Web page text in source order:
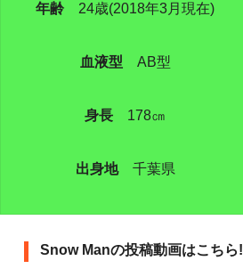
年齢 24歳(2018年3月現在)
血液型 AB型
身長 178㎝
出身地 千葉県
Snow Manの投稿動画はこちら!